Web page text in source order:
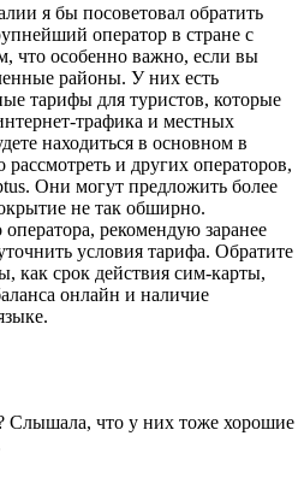
я бы посоветовал обратить
оператор в стране с
что особенно важно, если вы
районы. У них есть
тарифы для туристов, которые
трафика и местных
находиться в основном в
и других операторов,
Они могут предложить более
не так обширно.
рекомендую заранее
условия тарифа. Обратите
как срок действия сим-карты,
онлайн и наличие
Слышала, что у них тоже хорошие